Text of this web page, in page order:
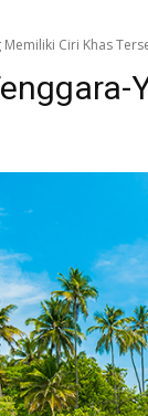
Ciri Khas